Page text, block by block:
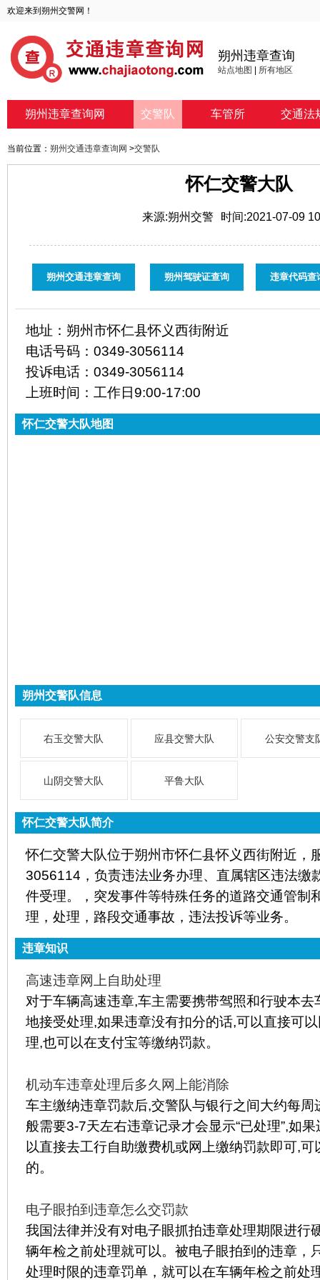
欢迎来到朔州交警网！
朔州违章查询
站点地图 所有地区
朔州违章查询网 交警队 车管所 交通法
当前位置： 朔州交通违章查询网 >交警队
怀仁交警大队
来源:朔州交警 时间:2021-07-09
朔州交通违章查询 朔州驾驶证查询 违章代码查
地址： 朔州市怀仁县怀义西街附近
电话号码： 0349-3056114
投诉电话： 0349-3056114
上班时间： 工作日9:00-17:00
怀仁交警大队地图
朔州交警队信息
右玉交警大队 应县交警大队 公安交警支
山阴交警大队 平鲁大队
怀仁交警大队简介
怀仁交警大队位于朔州市怀仁县怀义西街附近，
3056114，负责违法业务办理、直属辖区违法缴
件受理。，突发事件等特殊任务的道路交通管制
理，处理，路段交通事故，违法投诉等业务。
违章知识
高速违章网上自助处理
对于车辆高速违章,车主需要携带驾照和行驶本
地接受处理,如果违章没有扣分的话,可以直接可
理,也可以在支付宝等缴纳罚款。
机动车违章处理后多久网上能消除
车主缴纳违章罚款后,交警队与银行之间大约每周
般需要3-7天左右违章记录才会显示“已处理”,如
以直接去工行自助缴费机或网上缴纳罚款即可,
的。
电子眼拍到违章怎么交罚款
我国法律并没有对电子眼抓拍违章处理期限进行
辆年检之前处理就可以。被电子眼拍到的违章，
处理时限的违章罚单，就可以在车辆年检之前处